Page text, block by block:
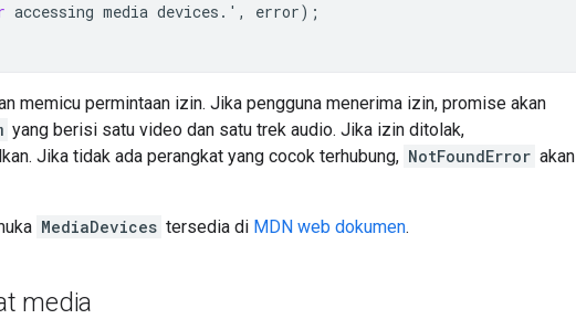
accessing media devices .', error);
memicu permintaan izin. Jika pengguna menerima izin, promise akan
yang berisi satu video dan satu trek audio. Jika izin ditolak,
Jika tidak ada perangkat yang cocok terhubung, NotFoundError akan
MediaDevices tersedia di MDN web dokumen.
media